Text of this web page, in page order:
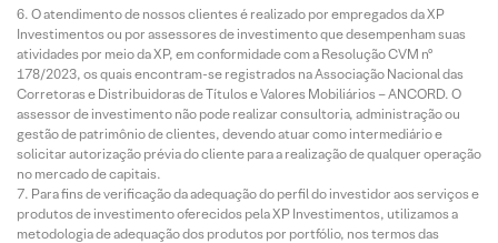
O atendimento de nossos clientes é realizado por empregados da XP
Investimentos ou por assessores de investimento que desempenham suas
atividades por meio da XP, em conformidade com a Resolução CVM nº
178/2023, os quais encontram-se registrados na Associação Nacional das
Corretoras e Distribuidoras de Títulos e Valores Mobiliários – ANCORD. O
assessor de investimento não pode realizar consultoria, administração ou
gestão de patrimônio de clientes, devendo atuar como intermediário e
solicitar autorização prévia do cliente para a realização de qualquer operação
no mercado de capitais.
Para fins de verificação da adequação do perfil do investidor aos serviços e
produtos de investimento oferecidos pela XP Investimentos, utilizamos a
metodologia de adequação dos produtos por portfólio, nos termos das